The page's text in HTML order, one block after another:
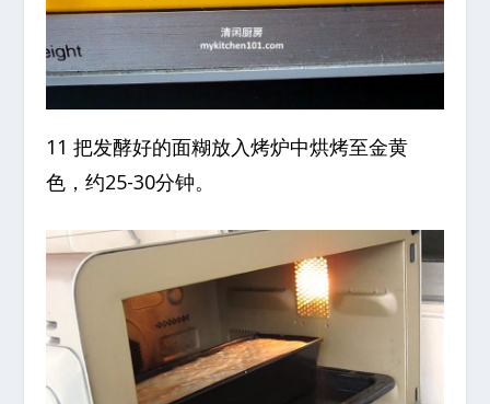
11 把发酵好的面糊放入烤炉中烘烤至金黄
色，约25-30分钟。